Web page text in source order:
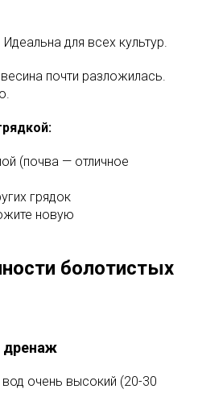
для всех культур.
почти разложилась.
(почва — отличное
грядок
новую
болотистых
дренаж
очень высокий (20-30